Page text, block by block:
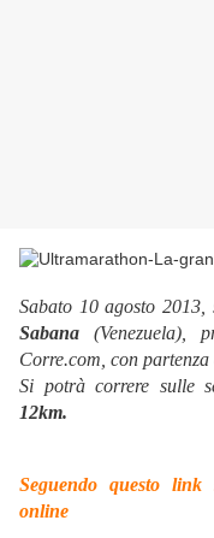
Sabato 10 agosto
Sabana (Venezuela),
Corre.com, con
Si potrà correre sulle
12km.
Seguendo questo
online